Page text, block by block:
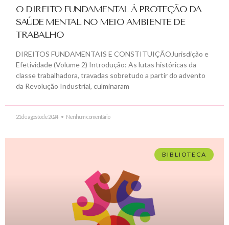
O DIREITO FUNDAMENTAL À PROTEÇÃO DA
SAÚDE MENTAL NO MEIO AMBIENTE DE
TRABALHO
DIREITOS FUNDAMENTAIS E CONSTITUIÇÃOJurisdição e
Efetividade (Volume 2) Introdução: As lutas históricas da
classe trabalhadora, travadas sobretudo a partir do advento
da Revolução Industrial, culminaram
21 de agosto de 2024 Nenhum comentário
BIBLIOTECA